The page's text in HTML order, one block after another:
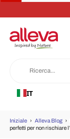
IT
Iniziale › Alleva Blog ›
perfetti per non rischiare